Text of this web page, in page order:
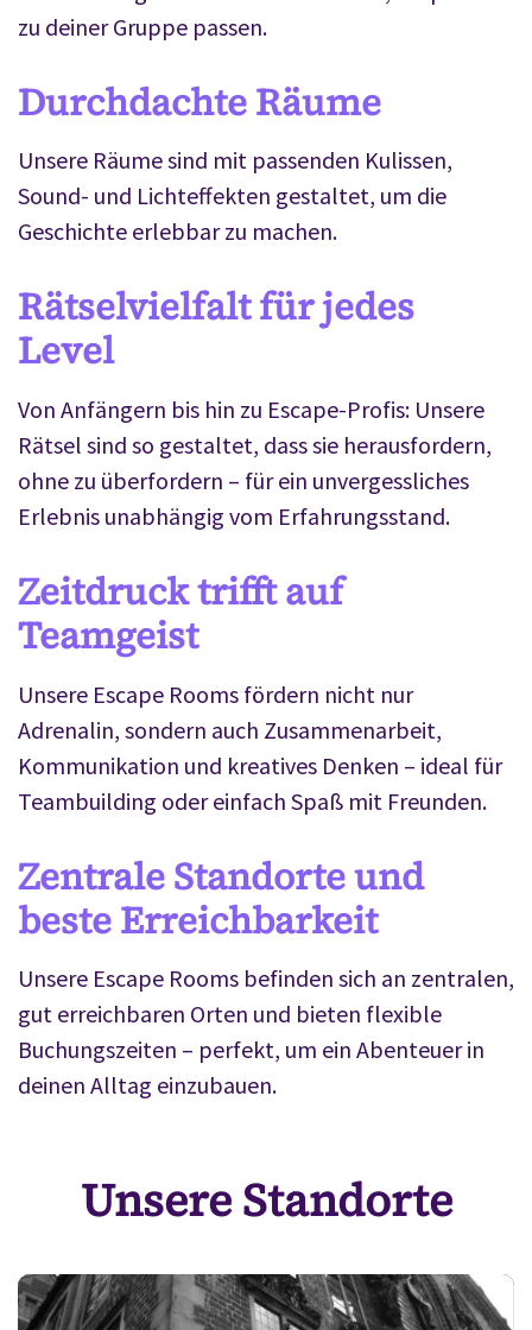
zu deiner Gruppe passen.
Durchdachte Räume
Unsere Räume sind mit passenden Kulissen,
Sound- und Lichteffekten gestaltet, um die
Geschichte erlebbar zu machen.
Rätselvielfalt für jedes
Level
Von Anfängern bis hin zu Escape-Profis: Unsere
Rätsel sind so gestaltet, dass sie herausfordern,
ohne zu überfordern – für ein unvergessliches
Erlebnis unabhängig vom Erfahrungsstand.
Zeitdruck trifft auf
Teamgeist
Unsere Escape Rooms fördern nicht nur
Adrenalin, sondern auch Zusammenarbeit,
Kommunikation und kreatives Denken – ideal für
Teambuilding oder einfach Spaß mit Freunden.
Zentrale Standorte und
beste Erreichbarkeit
Unsere Escape Rooms befinden sich an zentralen,
gut erreichbaren Orten und bieten flexible
Buchungszeiten – perfekt, um ein Abenteuer in
deinen Alltag einzubauen.
Unsere Standorte